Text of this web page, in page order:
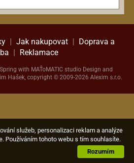
| Jak nakupovat | Doprava a
| Reklamace
with MAŤoMATIC studio Design and
Hašek, copyright © 2009-2026 Alexim s.r.o.
služeb, personalizaci reklam a analýze
Používáním tohoto webu s tím souhlasíte.
Rozumím